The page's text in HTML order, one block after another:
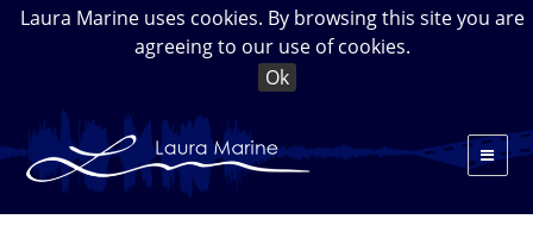
Laura Marine uses cookies. By browsing this site you are
agreeing to our use of cookies.
Ok